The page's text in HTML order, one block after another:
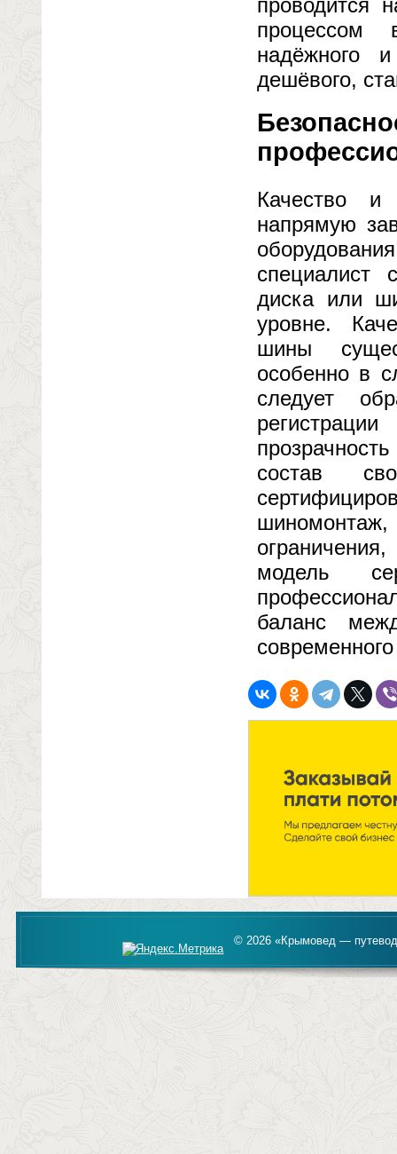
проводится
процессом
надёжного
дешёвого,
Качество и
напрямую
специалист
диска или
уровне.
шины
особенно в
следует
состав
модель
баланс
© 2026 «Крымовед —